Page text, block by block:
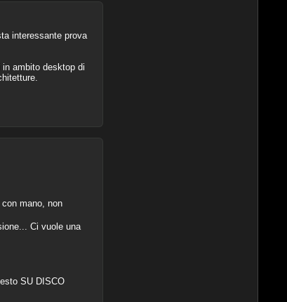
interessante prova
ambito desktop di
mano, non
Ci vuole una
SU DISCO